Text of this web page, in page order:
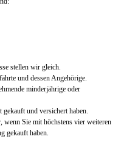
stellen wir gleich.
und dessen Angehörige.
minderjährige oder
und versichert haben.
wenn Sie mit höchstens vier weiteren
gekauft haben.